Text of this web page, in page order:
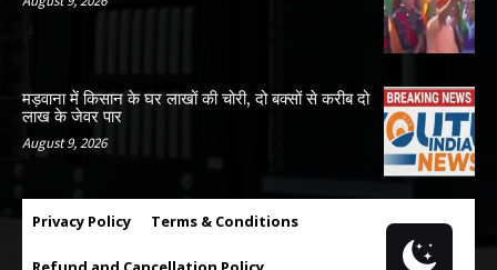
मड़वाना में किसान के घर लाखों की चोरी, दो बक्सों से करीब दो
लाख के जेवर पार
August 9, 2026
Privacy Policy Terms & Conditions